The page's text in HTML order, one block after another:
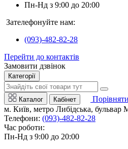
Пн-Нд з 9:00 до 20:00
Зателефонуйте нам:
(093)-482-82-28
Перейти до контактів
Замовити дзвінок
Категорії
Каталог Кабінет Порівняти
м. Київ, метро Либідська,
Телефони: (093)-482-82-28
Час роботи:
Пн-Нд з 9:00 до 20:00